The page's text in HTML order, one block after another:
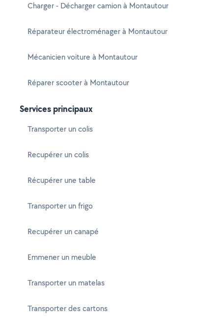
Charger - Décharger camion à Montautour
Réparateur électroménager à Montautour
Mécanicien voiture à Montautour
Réparer scooter à Montautour
Services principaux
Transporter un colis
Recupérer un colis
Récupérer une table
Transporter un frigo
Recupérer un canapé
Emmener un meuble
Transporter un matelas
Transporter des cartons